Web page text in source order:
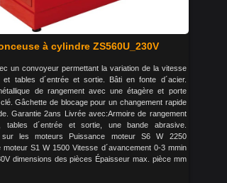
à cylindre ZS560U_230V
un convoyeur permettant la variation de la vitesse
et tables d´entrée et sortie. Bâti en fonte d´acier.
de rangement avec une étagère et porte
Gâchette de blocage pour un changement rapide
Garantie 2ans Livrée avec:Armoire de rangement
tables d´entrée et sortie, une bande abrasive.
sur les moteurs Puissance moteur S6 W 2250
moteur S1 W 1500 Vitesse d´avancement 0-3 mmin
dimensions des pièces Épaisseur max. pièce mm